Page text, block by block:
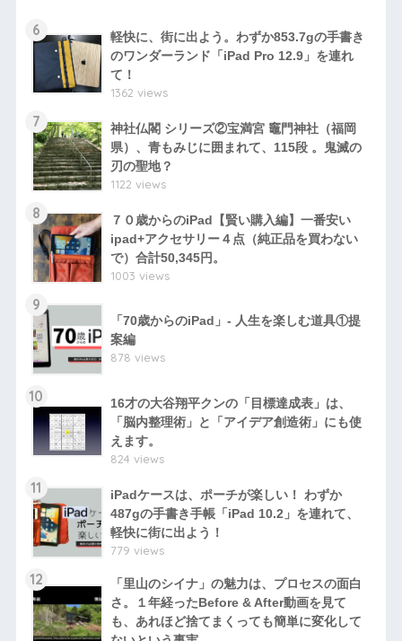
6
軽快に、街に出よう。わずか853.7gの手書き
のワンダーランド「iPad Pro 12.9」を連れ
て！
1362 views
7
神社仏閣 シリーズ②宝満宮 竈門神社（福岡
県）、青もみじに囲まれて、115段 。鬼滅の
刃の聖地？
1122 views
8
７０歳からのiPad【賢い購入編】一番安い
ipad+アクセサリー４点（純正品を買わない
で）合計50,345円。
1003 views
9
「70歳からのiPad」- 人生を楽しむ道具①提
案編
878 views
10
16才の大谷翔平クンの「目標達成表」は、
「脳内整理術」と「アイデア創造術」にも使
えます。
824 views
11
iPadケースは、ポーチが楽しい！ わずか
487gの手書き手帳「iPad 10.2」を連れて、
軽快に街に出よう！
779 views
12
「里山のシイナ」の魅力は、プロセスの面白
さ。１年経ったBefore & After動画を見て
も、あれほど捨てまくっても簡単に変化して